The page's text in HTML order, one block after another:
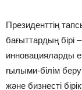
Президенттің
бағыттардың
инновацияларды
ғылыми-білім
және бизнесті